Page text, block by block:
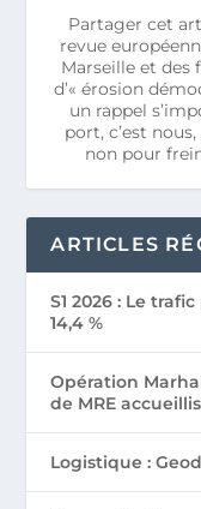
Partager cet
revue
Marseille et des
d’« érosion
un rappel
port, c’est
non pour
ARTICLES
S1 2026 : Le
14,4 %
Opération
de MRE
Logistique :